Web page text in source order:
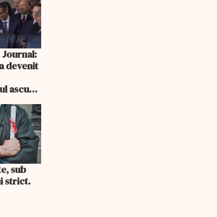
devenit
ascuns
sub
strict.